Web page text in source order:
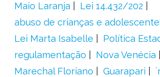
Maio Laranja
Lei 14.432/202
abuso de crianças e
Lei Marta Isabelle
Política
regulamentação
Nova Venécia
Marechal Floriano
Guarapari